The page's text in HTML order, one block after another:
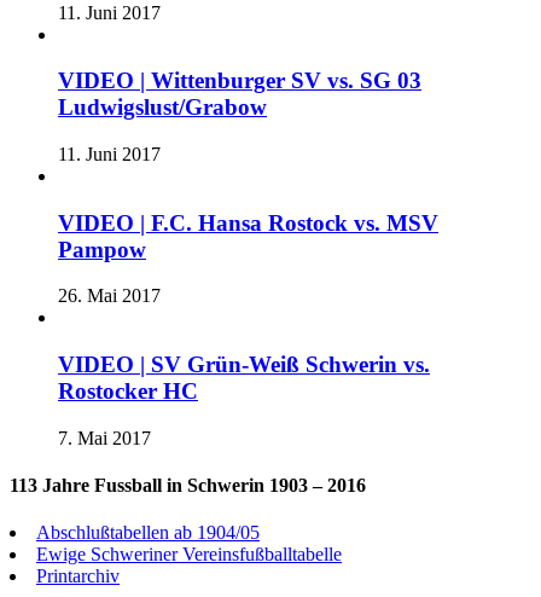
11. Juni 2017
VIDEO | Wittenburger SV vs. SG 03
Ludwigslust/Grabow
11. Juni 2017
VIDEO | F.C. Hansa Rostock vs. MSV
Pampow
26. Mai 2017
VIDEO | SV Grün-Weiß Schwerin vs.
Rostocker HC
7. Mai 2017
113 Jahre Fussball in Schwerin 1903 – 2016
Abschlußtabellen ab 1904/05
Ewige Schweriner Vereinsfußballtabelle
Printarchiv